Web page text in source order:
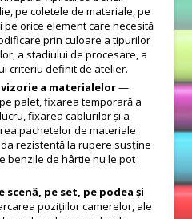
pe coletele de materiale, pe
pe orice element care necesită
prin culoare a tipurilor
a stadiului de procesare, a
criteriu definit de atelier.
a materialelor—
palet, fixarea temporară a
fixarea cablurilor și a
pachetelor de materiale
rezistentă la rupere susține
benzile de hârtie nu le pot
pe set, pe podea și
pozițiilor camerelor, ale